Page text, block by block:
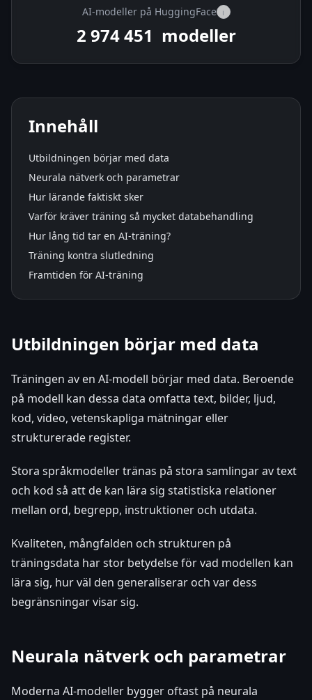
AI-modeller på HuggingFace i
2 974 451 modeller
Innehåll
Utbildningen börjar med data
Neurala nätverk och parametrar
Hur lärande faktiskt sker
Varför kräver träning så mycket databehandling
Hur lång tid tar en AI-träning?
Träning kontra slutledning
Framtiden för AI-träning
Utbildningen börjar med data
Träningen av en AI-modell börjar med data. Beroende
på modell kan dessa data omfatta text, bilder, ljud,
kod, video, vetenskapliga mätningar eller
strukturerade register.
Stora språkmodeller tränas på stora samlingar av text
och kod så att de kan lära sig statistiska relationer
mellan ord, begrepp, instruktioner och utdata.
Kvaliteten, mångfalden och strukturen på
träningsdata har stor betydelse för vad modellen kan
lära sig, hur väl den generaliserar och var dess
begränsningar visar sig.
Neurala nätverk och parametrar
Moderna AI-modeller bygger oftast på neurala